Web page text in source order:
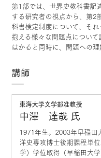
第1部では、世界史教科書記
する研究者の視点から、第2
科書検定制度について、そ
抱える様々な問題点につい
はかると同時に、問題への理
講師
東海大学文学部准教授
中澤 達哉 氏
1971年生。2003年早稲
洋史専攻博士後期課程単
学）学位取得（早稲田大